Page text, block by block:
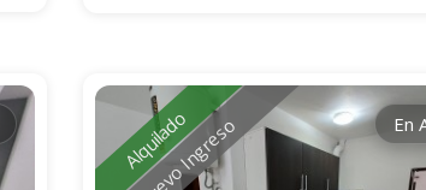
Alquilado
Nuevo Ingreso En